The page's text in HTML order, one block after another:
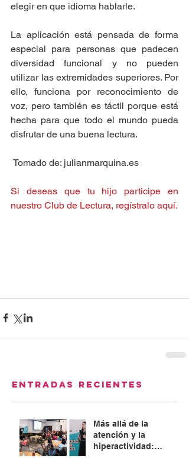
elegir en que idioma hablarle.
La aplicación está pensada de forma
especial para personas que padecen
diversidad funcional y no pueden
utilizar las extremidades superiores. Por
ello, funciona por reconocimiento de
voz, pero también es táctil porque está
hecha para que todo el mundo pueda
disfrutar de una buena lectura.
Tomado de: julianmarquina.es
Si deseas que tu hijo participe en
nuestro Club de Lectura, regístralo aquí.
Entradas recientes
Más allá de la
atención y la
hiperactividad: